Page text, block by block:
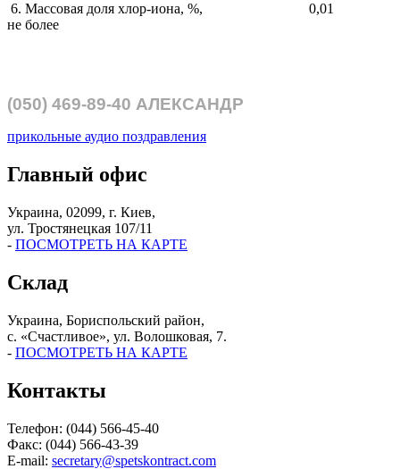
6. Массовая доля хлор-иона, %,
не более
0,01
(050) 469-89-40 АЛЕКСАНДР
прикольные аудио поздравления
Главный офис
Украина, 02099, г. Киев,
ул. Тростянецкая 107/11
- ПОСМОТРЕТЬ НА КАРТЕ
Склад
Украина, Бориспольский район,
с. «Счастливое», ул. Волошковая, 7.
- ПОСМОТРЕТЬ НА КАРТЕ
Контакты
Телефон: (044) 566-45-40
Факс: (044) 566-43-39
E-mail: secretary@spetskontract.com